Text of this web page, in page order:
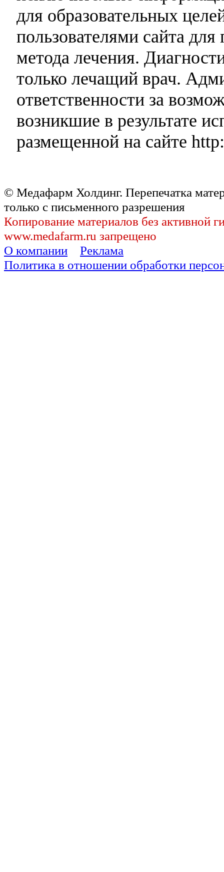
для образовательных
пользователями сайта
метода лечения.
только лечащий врач.
ответственности за
возникшие в результате
размещенной на сайте
© Медафарм Холдинг. Перепечатка
только с письменного разрешения
Копирование материалов без активной
www.medafarm.ru запрещено
О компании
Реклама
Политика в отношении обработки